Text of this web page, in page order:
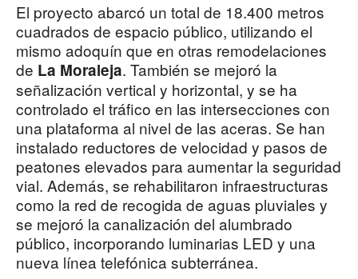
El proyecto abarcó un total de 18.400 metros
cuadrados de espacio público, utilizando el
mismo adoquín que en otras remodelaciones
de La Moraleja. También se mejoró la
señalización vertical y horizontal, y se ha
controlado el tráfico en las intersecciones con
una plataforma al nivel de las aceras. Se han
instalado reductores de velocidad y pasos de
peatones elevados para aumentar la seguridad
vial. Además, se rehabilitaron infraestructuras
como la red de recogida de aguas pluviales y
se mejoró la canalización del alumbrado
público, incorporando luminarias LED y una
nueva línea telefónica subterránea.